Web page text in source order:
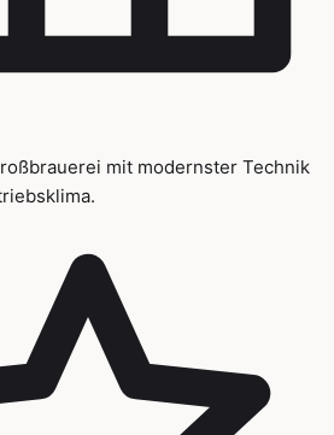
mit modernster Technik